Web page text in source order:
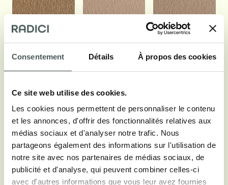
Consentement Détails À propos des cookies
Ce site web utilise des cookies.
Les cookies nous permettent de personnaliser le contenu
et les annonces, d'offrir des fonctionnalités relatives aux
médias sociaux et d'analyser notre trafic. Nous
partageons également des informations sur l'utilisation de
notre site avec nos partenaires de médias sociaux, de
publicité et d'analyse, qui peuvent combiner celles-ci
avec d'autres informations que vous leur avez fournies